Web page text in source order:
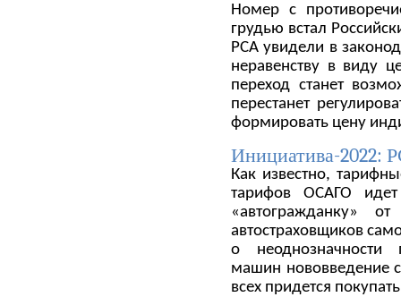
Номер с
грудью встал
РСА увидели в
неравенству в виду
переход станет
перестанет
формировать цену
Инициатива-2022:
Как известно,
тарифов ОСАГО
«автогражданку»
автостраховщиков
о неоднозначности
машин нововведение
всех придется